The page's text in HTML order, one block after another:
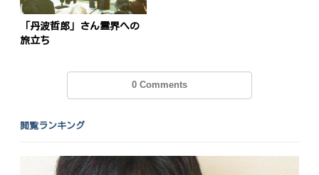
「丹波哲郎」さん霊界への
旅立ち
0 Comments
閲覧ランキング